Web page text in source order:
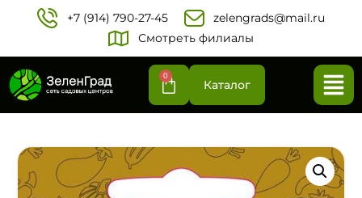
+7 (914) 790-27-45‬
zelengrads@mail.ru
Смотреть филиалы
0
Каталог